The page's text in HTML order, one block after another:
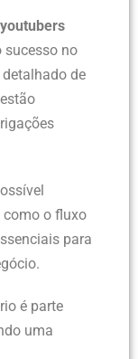
sucesso no
de
o fluxo
para
é parte
uma